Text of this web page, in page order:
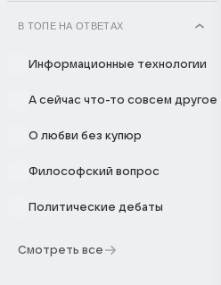
В ТОПЕ НА ОТВЕТАХ
Информационные технологии
А сейчас что-то совсем другое
О любви без купюр
Философский вопрос
Политические дебаты
Смотреть все